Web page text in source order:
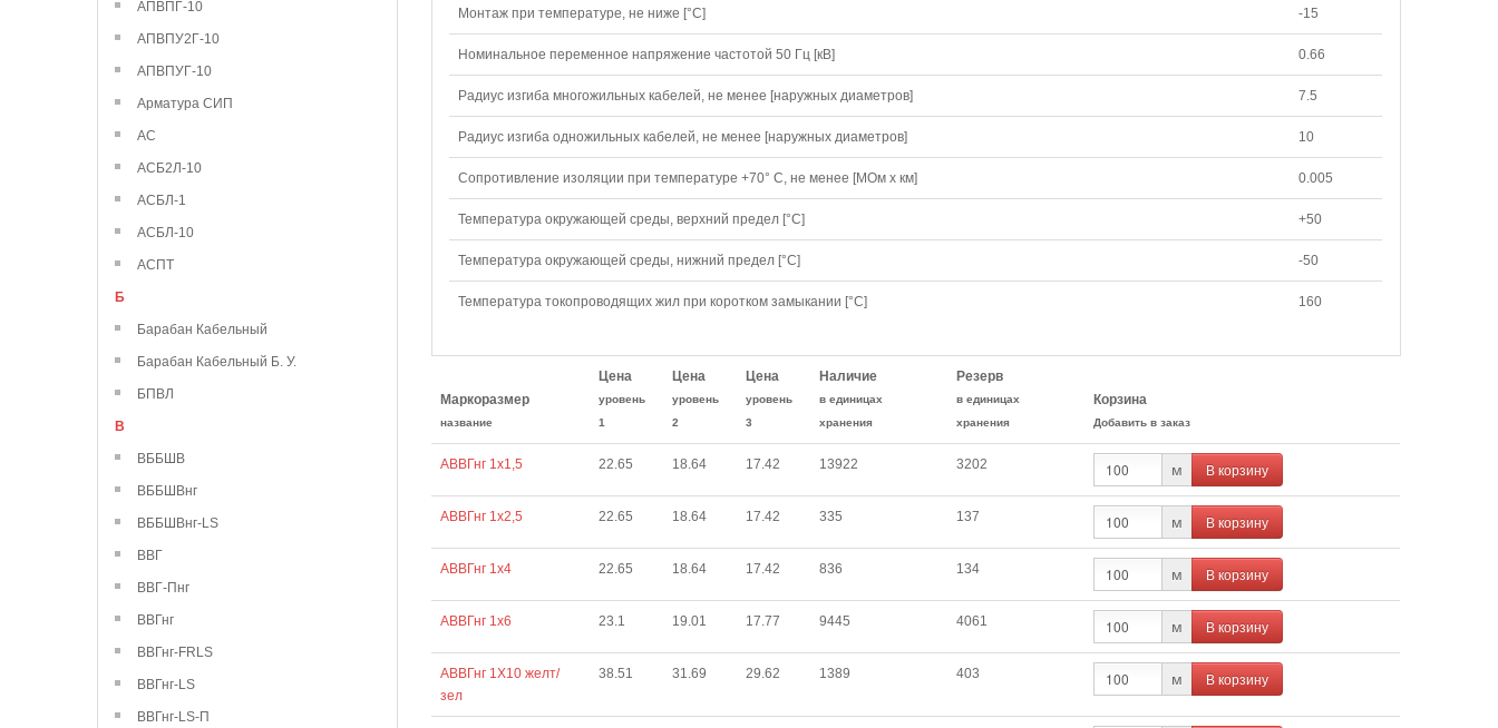
АПВПГ-10
АПВПУ2Г-10
АПВПУГ-10
Арматура СИП
АС
АСБ2Л-10
АСБЛ-1
АСБЛ-10
АСПТ
Б
Барабан Кабельный
Барабан Кабельный Б. У.
БПВЛ
В
ВББШВ
ВББШВнг
ВББШВнг-LS
ВВГ
ВВГ-Пнг
ВВГнг
ВВГнг-FRLS
ВВГнг-LS
ВВГнг-LS-П
Монтаж при температуре, не ниже [°C] -15
Номинальное переменное напряжение частотой 50 Гц [кВ] 0.66
Радиус изгиба многожильных кабелей, не менее [наружных диаметров] 7.5
Радиус изгиба одножильных кабелей, не менее [наружных диаметров] 10
Сопротивление изоляции при температуре +70° С, не менее [МОм х км] 0.005
Температура окружающей среды, верхний предел [°C] +50
Температура окружающей среды, нижний предел [°C] -50
Температура токопроводящих жил при коротком замыкании [°С] 160
Маркоразмер
название
Цена
уровень
1
Цена
уровень
2
Цена
уровень
3
Наличие
в единицах
хранения
Резерв
в единицах
хранения
Корзина
Добавить в заказ
АВВГнг 1х1,5 22.65 18.64 17.42 13922 3202 м В корзину
АВВГнг 1х2,5 22.65 18.64 17.42 335 137 м В корзину
АВВГнг 1х4 22.65 18.64 17.42 836 134 м В корзину
АВВГнг 1х6 23.1 19.01 17.77 9445 4061 м В корзину
АВВГнг 1Х10 желт/
зел
38.51 31.69 29.62 1389 403 м В корзину